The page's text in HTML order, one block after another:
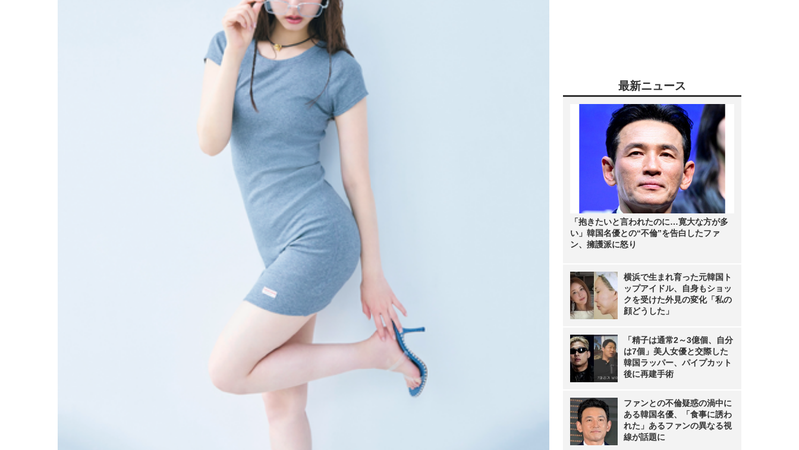
最新ニュース
「抱きたいと言われたのに…寛大な方が多
い」韓国名優との“不倫”を告白したファ
ン、擁護派に怒り
横浜で生まれ育った元韓国ト
ップアイドル、自身もショッ
クを受けた外見の変化「私の
顔どうした」
「精子は通常2～3億個、自分
は7個」美人女優と交際した
韓国ラッパー、パイプカット
後に再建手術
ファンとの不倫疑惑の渦中に
ある韓国名優、「食事に誘わ
れた」あるファンの異なる視
線が話題に